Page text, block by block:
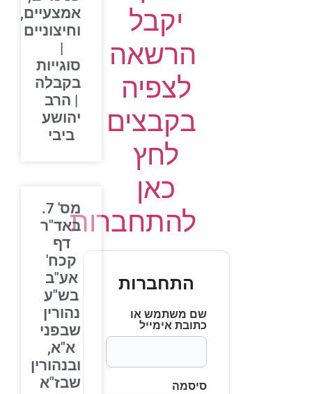
יקבל
הרשאה
לצפיה
בקבצים
לחץ
כאן
להתחברות
התחברות
שם משתמש או
כתובת אימייל
סיסמה
אמצעיים,
וחיצוניים
סוגייות
בקבלה
| הרב
יהושע
ביבי
מס' 7.
באד"ר
דף
קכח'
אע"ב
בש"ע
נהורין
שבפני
א"א,
ובנהורין
שבז"א